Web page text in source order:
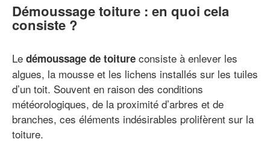
Démoussage toiture : en quoi cela
consiste ?
Le démoussage de toiture consiste à enlever les
algues, la mousse et les lichens installés sur les tuiles
d’un toit. Souvent en raison des conditions
météorologiques, de la proximité d’arbres et de
branches, ces éléments indésirables prolifèrent sur la
toiture.